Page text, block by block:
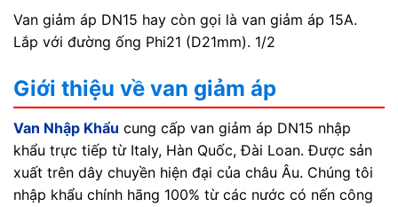
Van giảm áp DN15 hay còn gọi là van giảm áp 15A.
Lắp với đường ống Phi21 (D21mm). 1/2
Giới thiệu về van giảm áp
Van Nhập Khẩu cung cấp van giảm áp DN15 nhập
khẩu trực tiếp từ Italy, Hàn Quốc, Đài Loan. Được sản
xuất trên dây chuyền hiện đại của châu Âu. Chúng tôi
nhập khẩu chính hãng 100% từ các nước có nến công